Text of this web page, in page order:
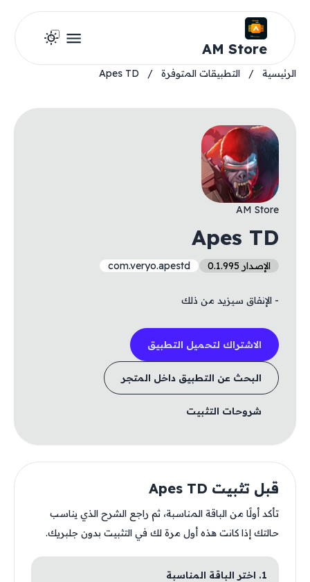
AM Store
الرئيسية / التطبيقات المتوفرة /
Apes TD
AM Store
Apes TD
الإصدار 0.1.995 com.veryo.apestd
- الإنفاق سيزيد من ذلك
الاشتراك لتحميل التطبيق
البحث عن التطبيق داخل المتجر
شروحات التثبيت
قبل تثبيت Apes TD
تأكد أولًا من الباقة المناسبة، ثم راجع الشرح الذي يناسب
حالتك إذا كانت هذه أول مرة لك في التثبيت بدون جلبريك.
1. اختر الباقة المناسبة